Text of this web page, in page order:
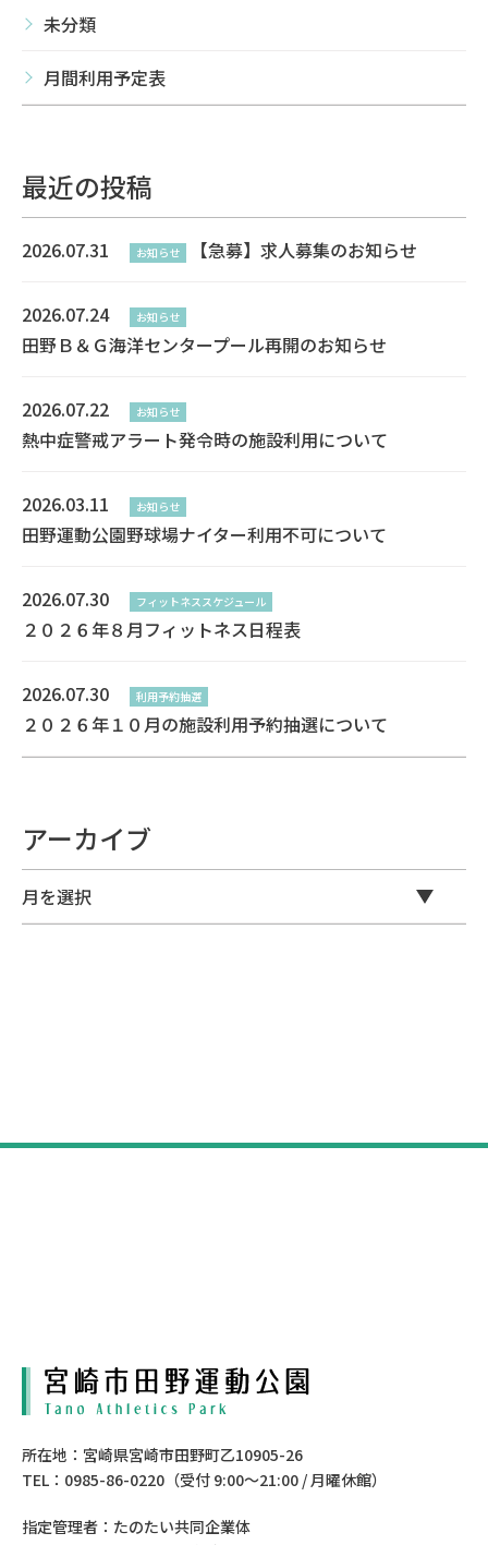
未分類
月間利用予定表
最近の投稿
2026.07.31 お知らせ 【急募】求人募集のお知らせ
2026.07.24 お知らせ
田野Ｂ＆Ｇ海洋センタープール再開のお知らせ
2026.07.22 お知らせ
熱中症警戒アラート発令時の施設利用について
2026.03.11 お知らせ
田野運動公園野球場ナイター利用不可について
2026.07.30 フィットネススケジュール
２０２６年８月フィットネス日程表
2026.07.30 利用予約抽選
２０２６年１０月の施設利用予約抽選について
アーカイブ
所在地：宮崎県宮崎市田野町乙10905-26
TEL：0985-86-0220（受付 9:00〜21:00 / 月曜休館）
指定管理者：たのたい共同企業体